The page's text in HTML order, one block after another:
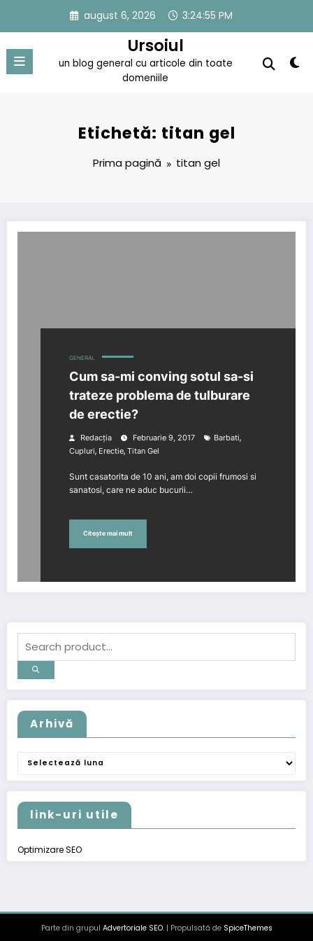
conținut
august 6, 2026 3:24:55 PM
Ursoiul
un blog general cu articole din toate
domeniile
Etichetă: titan gel
Prima pagină titan gel
GENERAL
Cum sa-mi conving sotul sa-si
trateze problema de tulburare
de erectie?
Redacția Februarie 9, 2017 Barbati,
Cupluri, Erectie, Titan Gel
Sunt casatorita de 10 ani, am doi copii frumosi si
sanatosi, care ne aduc bucurii…
Citește mai mult
Arhivă
Arhivă
link-uri utile
Optimizare SEO
Parte din grupul Advertoriale SEO. | Propulsată de SpiceThemes